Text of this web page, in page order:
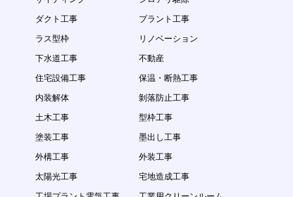
ダクト工事
プラント工事
ラス型枠
リノベーション
下水道工事
不動産
住宅設備工事
保温・断熱工事
内装解体
剝落防止工事
土木工事
型枠工事
塗装工事
墨出し工事
外構工事
外装工事
太陽光工事
宅地造成工事